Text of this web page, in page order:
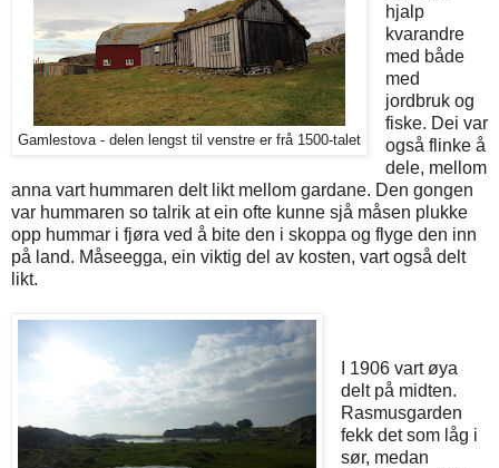
Gamlestova - delen lengst til venstre er frå 1500-talet
hjalp
kvarandre
med både
med
jordbruk og
fiske. Dei var
også flinke å
dele, mellom
anna vart hummaren delt likt mellom gardane. Den gongen
var hummaren so talrik at ein ofte kunne sjå måsen plukke
opp hummar i fjøra ved å bite den i skoppa og flyge den inn
på land. Måseegga, ein viktig del av kosten, vart også delt
likt.
I 1906 vart øya
delt på midten.
Rasmusgarden
fekk det som låg i
sør, medan